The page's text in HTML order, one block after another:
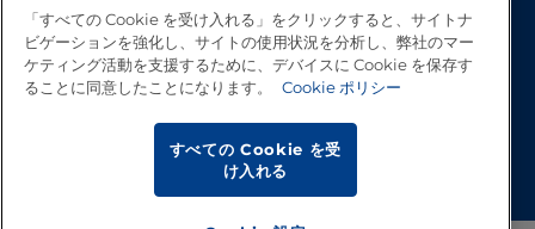
「すべての Cookie を受け入れる」をクリックすると、サイトナ
ビゲーションを強化し、サイトの使用状況を分析し、弊社のマー
ケティング活動を支援するために、デバイスに Cookie を保存す
ることに同意したことになります。
Cookie ポリシー
すべての Cookie を受
け入れる